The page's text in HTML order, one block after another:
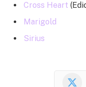
Cross Heart
Marigold
Sirius